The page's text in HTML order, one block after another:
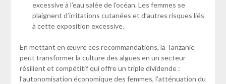
excessive à l’eau salée de l’océan. Les femmes se
plaignent d’irritations cutanées et d’autres risques liés
à cette exposition excessive.
En mettant en œuvre ces recommandations, la Tanzanie
peut transformer la culture des algues en un secteur
résilient et compétitif qui offre un triple dividende :
l’autonomisation économique des femmes, l’atténuation du